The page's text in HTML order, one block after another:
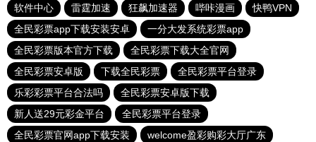
软件中心
雷霆加速 狂飙加速器 哔咔漫画
快鸭VPN
全民彩票app下载安装安卓
一分大发系统彩票app
全民彩票版本官方下载
全民彩票下载大全官网
全民彩票安卓版
下载全民彩票
全民彩票平台登录
乐彩彩票平台合法吗
全民彩票安卓版下载
新人送29元彩金平台
全民彩票平台登录
全民彩票官网app下载安装
welcome盈彩购彩大厅广东